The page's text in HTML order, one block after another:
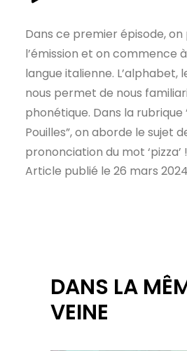
Dans ce premier épisode,
l’émission et on commence
langue italienne.
nous permet de nous
phonétique. Dans la rubrique
Pouilles”, on aborde le sujet
prononciation du mot ‘pizza’ !
Article publié le 26 mars 2024
DANS LA
VEINE